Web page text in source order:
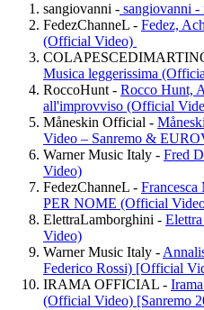
sangiovanni - sangiovanni
FedezChanneL - Fedez,
(Official Video)
Musica leggerissima
RoccoHunt - Rocco Hunt,
all'improvviso (Official
Måneskin Official -
Video – Sanremo &
Warner Music Italy - Fred
Video)
FedezChanneL -
PER NOME (Official
ElettraLamborghini -
Video)
Warner Music Italy -
Federico Rossi) [Official
IRAMA OFFICIAL -
(Official Video) [Sanremo